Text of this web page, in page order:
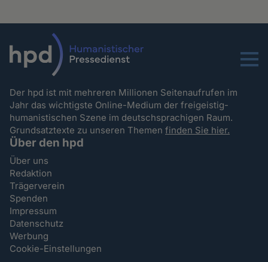
Menu
Der hpd ist mit mehreren Millionen Seitenaufrufen im
Jahr das wichtigste Online-Medium der freigeistig-
humanistischen Szene im deutschsprachigen Raum.
Grundsatztexte zu unseren Themenfinden Sie hier.
Über den hpd
Über uns
Redaktion
Trägerverein
Spenden
Impressum
Datenschutz
Werbung
Cookie-Einstellungen